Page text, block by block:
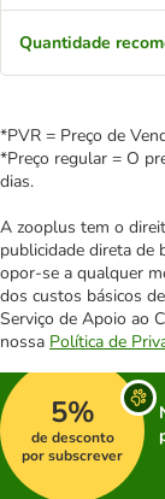
Quantidade
*PVR = Preço de
*Preço regular = O
dias.
A zooplus tem o
publicidade direta de
opor-se a qualquer
dos custos básicos
Serviço de Apoio ao
nossa Política de
5%
de desconto
por subscrever